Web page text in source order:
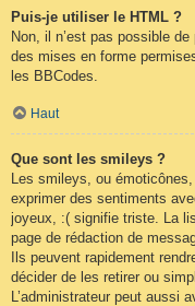
Puis-je utiliser le HTML ?
Non, il n’est pas possible
des mises en forme
les BBCodes.
Haut
Que sont les smileys ?
Les smileys, ou
exprimer des sentiments
joyeux, :( signifie triste. La
page de rédaction de
Ils peuvent rapidement
décider de les retirer ou
L’administrateur peut aussi